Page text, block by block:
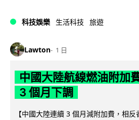
科技娛樂 生活科技 旅遊
Lawton 1 日
中國大陸航線燃油附加
3 個月下調
【中國大陸連續 3 個月減附加費，相